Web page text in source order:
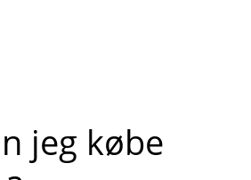
jeg købe